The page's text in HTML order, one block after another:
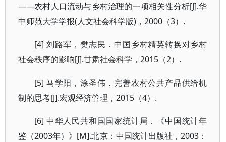
——农村人口流动与乡村治理的一项相关性分析[J].华
中师范大学学报(人文社会科学版)，2000（3）.
[4] 刘路军，樊志民．中国乡村精英转换对乡村
社会秩序的影响[J].甘肃社会科学，2015（2）.
[5] 马学阳，涂圣伟．完善农村公共产品供给机
制的思考[J].宏观经济管理，2015（4）.
[6] 中华人民共和国国家统计局．《中国统计年
鉴（2003年）》[M].北京：中国统计出版社，2003：